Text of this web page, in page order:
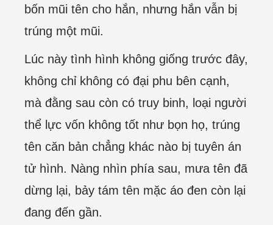
bốn mũi tên cho hắn, nhưng hắn vẫn bị
trúng một mũi.
Lúc này tình hình không giống trước đây,
không chỉ không có đại phu bên cạnh,
mà đằng sau còn có truy binh, loại người
thể lực vốn không tốt như bọn họ, trúng
tên căn bản chẳng khác nào bị tuyên án
tử hình. Nàng nhìn phía sau, mưa tên đã
dừng lại, bảy tám tên mặc áo đen còn lại
đang đến gần.